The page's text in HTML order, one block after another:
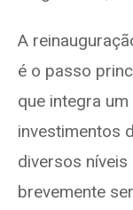
A
é o passo
que integra
investimentos
diversos
brevemente